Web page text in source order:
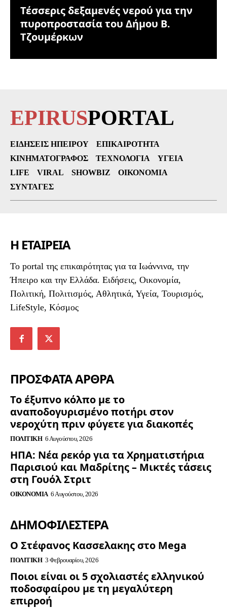
Τέσσερις δεξαμενές νερού για την
πυροπροστασία του Δήμου Β.
Τζουμέρκων
EPIRUSPORTAL
ΕΙΔΉΣΕΙΣ ΗΠΕΊΡΟΥ
ΕΠΙΚΑΙΡΌΤΗΤΑ
ΚΙΝΗΜΑΤΟΓΡΆΦΟΣ
ΤΕΧΝΟΛΟΓΊΑ
ΥΓΕΊΑ
LIFE
VIRAL SHOWBIZ
ΟΙΚΟΝΟΜΊΑ
ΣΥΝΤΑΓΈΣ
Η ΕΤΑΙΡΕΙΑ
To portal της επικαιρότητας για τα Ιωάννινα, την
Ήπειρο και την Ελλάδα. Ειδήσεις, Οικονομία,
Πολιτική, Πολιτισμός, Αθλητικά, Υγεία, Τουρισμός,
LifeStyle, Κόσμος
ΠΡΟΣΦΑΤΑ ΑΡΘΡΑ
Το έξυπνο κόλπο με το
αναποδογυρισμένο ποτήρι στον
νεροχύτη πριν φύγετε για διακοπές
ΠΟΛΙΤΙΚΉ 6 Αυγούστου, 2026
ΗΠΑ: Νέα ρεκόρ για τα Χρηματιστήρια
Παρισιού και Μαδρίτης – Μικτές τάσεις
στη Γουόλ Στριτ
ΟΙΚΟΝΟΜΊΑ 6 Αυγούστου, 2026
ΔΗΜΟΦΙΛΈΣΤΕΡΑ
Ο Στέφανος Κασσελακης στο Mega
ΠΟΛΙΤΙΚΉ 3 Φεβρουαρίου, 2026
Ποιοι είναι οι 5 σχολιαστές ελληνικού
ποδοσφαίρου με τη μεγαλύτερη
επιρροή